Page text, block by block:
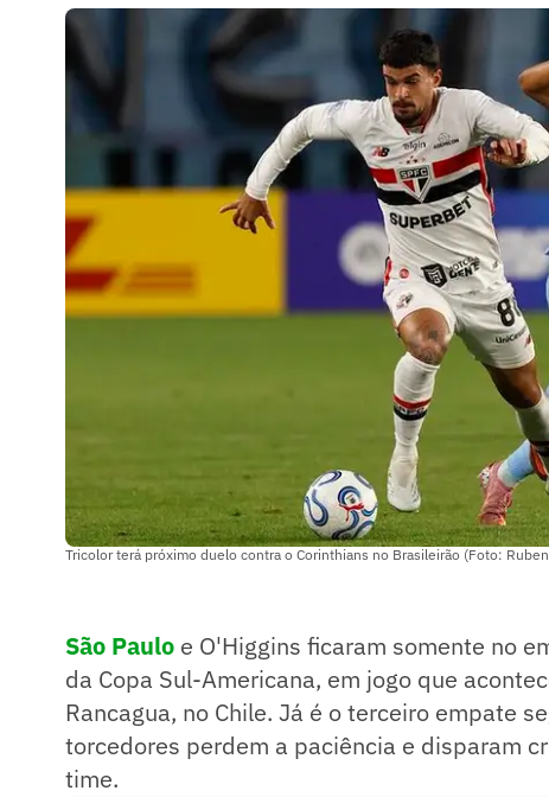
Tricolor terá próximo duelo contra o Corinthians no Brasileirão (Foto:
São Paulo e O'Higgins ficaram somente no
da Copa Sul-Americana, em jogo que
Rancagua, no Chile. Já é o terceiro empate
torcedores perdem a paciência e disparam
time.